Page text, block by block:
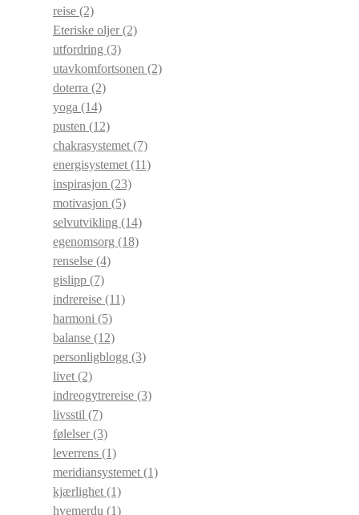
reise (2)
Eteriske oljer(2)
utfordring (3)
utavkomfortsonen (2)
doterra (2)
yoga (14)
pusten (12)
chakrasystemet (7)
energisystemet (11)
inspirasjon (23)
motivasjon (5)
selvutvikling (14)
egenomsorg (18)
renselse (4)
gislipp (7)
indrereise (11)
harmoni (5)
balanse (12)
personligblogg (3)
livet (2)
indreogytrereise (3)
livsstil (7)
følelser(3)
leverrens (1)
meridiansystemet (1)
kjærlighet (1)
hvemerdu (1)